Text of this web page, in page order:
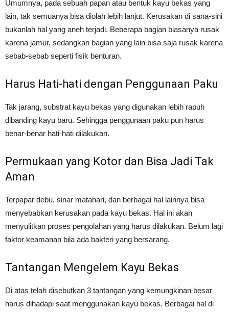
Umumnya, pada sebuah papan atau bentuk kayu bekas yang
lain, tak semuanya bisa diolah lebih lanjut. Kerusakan di sana-sini
bukanlah hal yang aneh terjadi. Beberapa bagian biasanya rusak
karena jamur, sedangkan bagian yang lain bisa saja rusak karena
sebab-sebab seperti fisik benturan.
Harus Hati-hati dengan Penggunaan Paku
Tak jarang, substrat kayu bekas yang digunakan lebih rapuh
dibanding kayu baru. Sehingga penggunaan paku pun harus
benar-benar hati-hati dilakukan.
Permukaan yang Kotor dan Bisa Jadi Tak
Aman
Terpapar debu, sinar matahari, dan berbagai hal lainnya bisa
menyebabkan kerusakan pada kayu bekas. Hal ini akan
menyulitkan proses pengolahan yang harus dilakukan. Belum lagi
faktor keamanan bila ada bakteri yang bersarang.
Tantangan Mengelem Kayu Bekas
Di atas telah disebutkan 3 tantangan yang kemungkinan besar
harus dihadapi saat menggunakan kayu bekas. Berbagai hal di